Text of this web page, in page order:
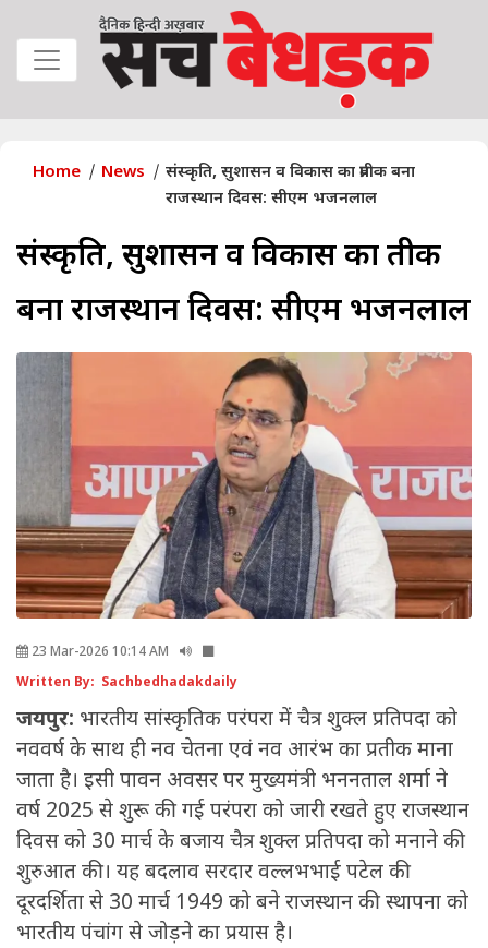
Home News
संस्कृति, सुशासन व विकास का प्रतीक बना
राजस्थान दिवस: सीएम भजनलाल
संस्कृति, सुशासन व विकास का प्रतीक
बना राजस्थान दिवस: सीएम भजनलाल
23 Mar-2026 10:14 AM
Written By: Sachbedhadakdaily
जयपुर: भारतीय सांस्कृतिक परंपरा में चैत्र शुक्ल प्रतिपदा को
नववर्ष के साथ ही नव चेतना एवं नव आरंभ का प्रतीक माना
जाता है। इसी पावन अवसर पर मुख्यमंत्री भननताल शर्मा ने
वर्ष 2025 से शुरू की गई परंपरा को जारी रखते हुए राजस्थान
दिवस को 30 मार्च के बजाय चैत्र शुक्ल प्रतिपदा को मनाने की
शुरुआत की। यह बदलाव सरदार वल्लभभाई पटेल की
दूरदर्शिता से 30 मार्च 1949 को बने राजस्थान की स्थापना को
भारतीय पंचांग से जोड़ने का प्रयास है।